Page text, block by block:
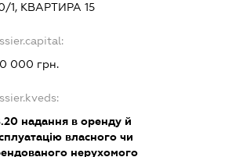
1, КВАРТИРА 15
000 грн.
надання в оренду й
власного чи
нерухомого